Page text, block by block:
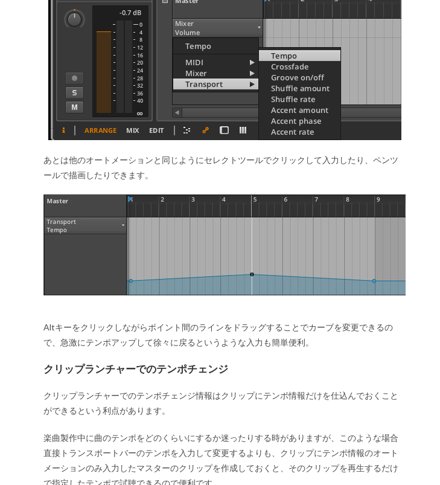
あとは他のオートメーションと同じようにセレクトツールでクリックして入力したり、ペンツ
ールで描画したりできます。
Altキーをクリックしながらポイント間のラインをドラッグすることでカーブを変更できるの
で、急激にテンポアップして徐々に戻るというような入力も簡単便利。
クリップランチャーでのテンポチェンジ
クリップランチャーでのテンポチェンジ情報はクリップにテンポ情報だけを仕込んでおくこと
ができるという利点があります。
楽曲製作中に曲のテンポをどのくらいにするか迷ったりする時がありますが、このような場合
直接トランスポートバーのテンポを入力して変更するよりも、クリップにテンポ情報のオート
メーションのみ入力したマスターのクリップを作成しておくと、そのクリップを再生するだけ
で指定したテンポで試聴できるので便利です。